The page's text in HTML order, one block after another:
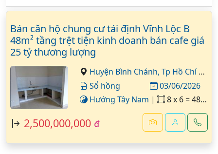
Bán căn hộ chung cư tái định Vĩnh Lộc B
48m² tầng trệt tiện kinh doanh bán cafe giá
25 tỷ thương lượng
Huyện Bình Chánh,Tp Hồ Chí Minh
Sổ hồng
03/06/2026
Hướng Tây Nam | 8 x 6 = 48 m²
2,500,000,000 đ